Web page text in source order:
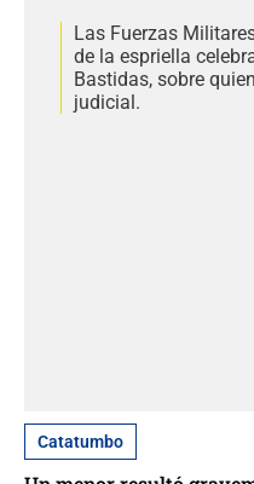
Las Fuerzas
de la espriella
Bastidas, sobre
judicial.
Catatumbo